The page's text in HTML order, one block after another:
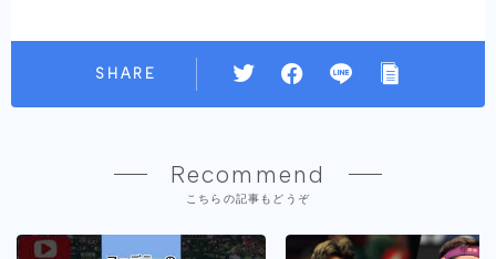
SHARE
Recommend
こちらの記事もどうぞ